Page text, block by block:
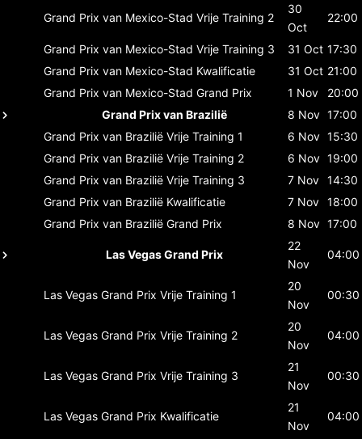
Grand Prix van Mexico-Stad Vrije Training 2
30
Oct
22:00
Grand Prix van Mexico-Stad Vrije Training 3 31 Oct 17:30
Grand Prix van Mexico-Stad Kwalificatie 31 Oct 21:00
Grand Prix van Mexico-Stad Grand Prix 1 Nov
20:00
Grand Prix van Brazilië
8 Nov 17:00
Grand Prix van Brazilië Vrije Training 1 6 Nov 15:30
Grand Prix van Brazilië Vrije Training 2 6 Nov 19:00
Grand Prix van Brazilië Vrije Training 3 7 Nov 14:30
Grand Prix van Brazilië Kwalificatie 7 Nov 18:00
Grand Prix van Brazilië Grand Prix 8 Nov 17:00
Las Vegas Grand Prix
22
Nov
04:00
Las Vegas Grand Prix Vrije Training 1
20
Nov
00:30
Las Vegas Grand Prix Vrije Training 2
20
Nov
04:00
Las Vegas Grand Prix Vrije Training 3
21
Nov
00:30
Las Vegas Grand Prix Kwalificatie
21
Nov
04:00